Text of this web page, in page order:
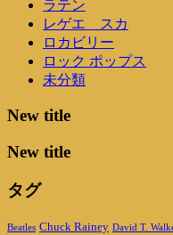
ラテン
レゲエ スカ
ロカビリー
ロック ポップス
未分類
New title
New title
タグ
Beatles Chuck Rainey David T.